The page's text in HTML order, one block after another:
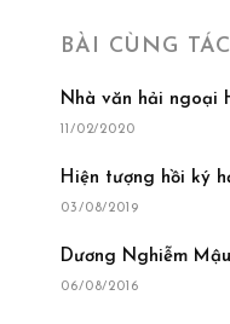
BÀI CÙNG
Nhà văn hải ngoại
11/02/2020
Hiện tượng hồi ký
03/08/2019
Dương Nghiễm
06/08/2016